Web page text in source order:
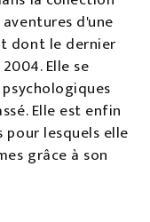
d'une
dont le dernier
Elle se
Elle est enfin
pour lesquels elle
grâce à son